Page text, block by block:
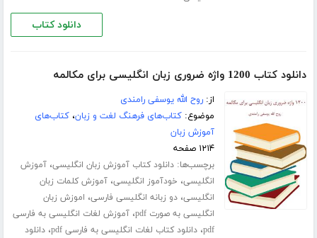
دانلود کتاب
دانلود کتاب 1200 واژه ضروری زبان انگلیسی برای مکالمه
از:روح الله یوسفی رامندی
موضوع:کتاب‌های فرهنگ لغت و زبان،کتاب‌های
آموزش زبان
۱۲۱۴ صفحه
برچسب‌ها:دانلود کتاب آموزش زبان انگلیسی،آموزش
انگلیسی، خودآموز انگلیسی،آموزش کلمات زبان
انگلیسی،دو زبانه انگلیسی فارسی، اموزش زبان
انگلیسی به صورت pdf
،آموزش لغات انگلیسی به فارسی
pdf،دانلود کتاب لغات انگلیسی به فارسی pdf ،دانلود